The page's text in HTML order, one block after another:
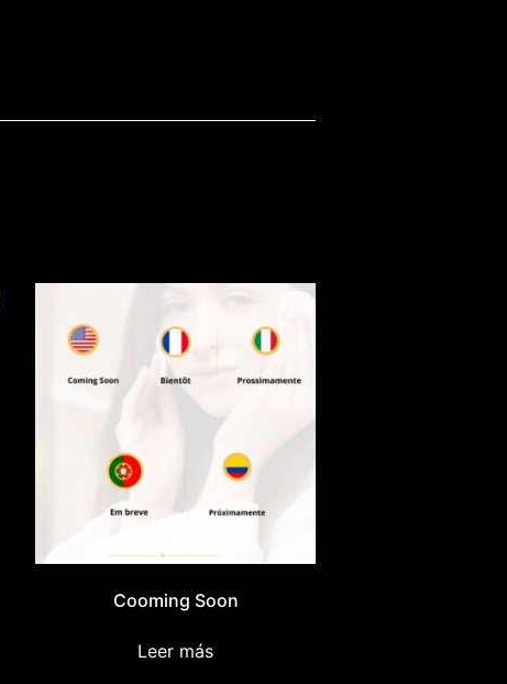
Cooming Soon
Leer más